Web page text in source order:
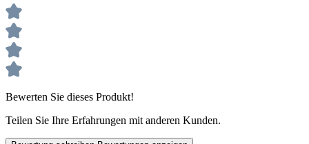
Bewerten Sie dieses Produkt!
Teilen Sie Ihre Erfahrungen mit anderen Kunden.